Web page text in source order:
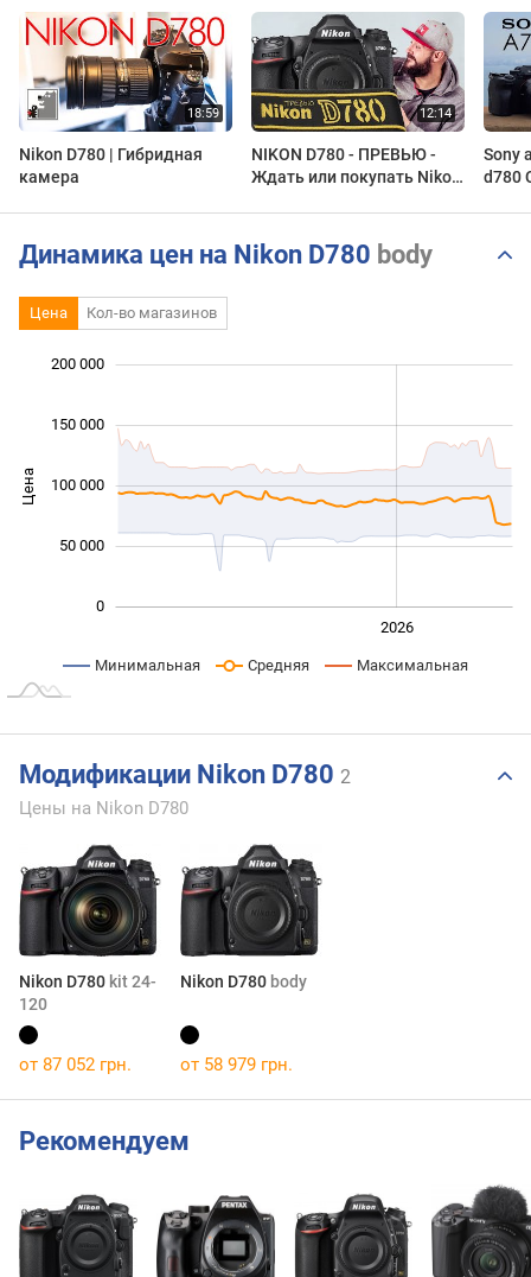
Nikon D780 | Гибридная
камера
NIKON D780 - ПРЕВЬЮ -
Ждать или покупать Nikon
Sony
d780
Динамика цен на Nikon D780 body
Цена Кол-во магазинов
Цена 100 000
0
200 000
100 000
150 000
50 000
2026
Минимальная Средняя Максимальная
Модификации Nikon D780 2
Цены на Nikon D780
Nikon D780 kit 24-
120
Nikon D780 body
от 87 052 грн. от 58 979 грн.
Рекомендуем